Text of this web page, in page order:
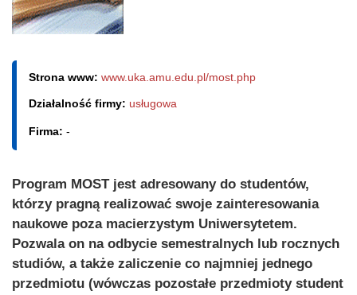
Strona www: www.uka.amu.edu.pl/most.php
Działalność firmy: usługowa
Firma: -
Program MOST jest adresowany do studentów,
którzy pragną realizować swoje zainteresowania
naukowe poza macierzystym Uniwersytetem.
Pozwala on na odbycie semestralnych lub rocznych
studiów, a także zaliczenie co najmniej jednego
przedmiotu (wówczas pozostałe przedmioty student